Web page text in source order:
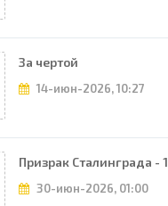
За чертой
14-июн-2026, 10:27
Призрак Сталинграда - 1
30-июн-2026, 01:00